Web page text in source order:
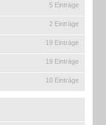
5 Einträge
2 Einträge
19 Einträge
19 Einträge
10 Einträge